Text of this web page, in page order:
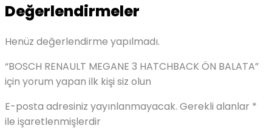
Değerlendirmeler
Henüz değerlendirme yapılmadı.
“BOSCH RENAULT MEGANE 3 HATCHBACK ÖN BALATA”
için yorum yapan ilk kişi siz olun
E-posta adresiniz yayınlanmayacak. Gerekli alanlar *
ile işaretlenmişlerdir